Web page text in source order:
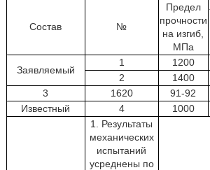
Состав №
Предел
прочности
на изгиб,
МПа
Заявляемый
1 1200
2
1400
3
1620 91-92
Известный
4 1000
1. Результаты
механических
испытаний
усреднены по